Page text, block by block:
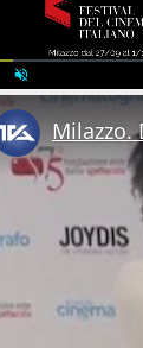
Unmute
Milazzo.